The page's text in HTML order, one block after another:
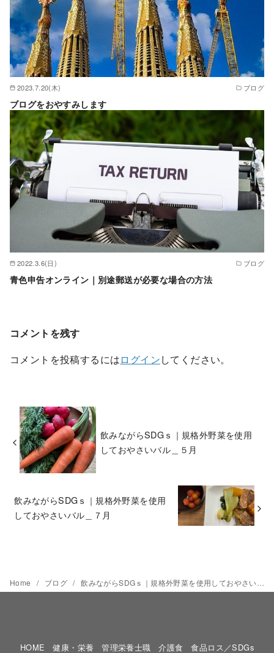
2023.7.20(木) ブログ
ブログをおやすみします
2022.3.6(日) ブログ
青色申告オンライン｜別途郵送が必要な場合の方法
コメントを残す
コメントを投稿するにはログインしてください。
飲みながらSDGｓ｜規格外野菜を使用
しておやさいバル＿５月
飲みながらSDGｓ｜規格外野菜を使用
しておやさいバル＿７月
Home ブログ 飲みながらSDGｓ｜規格外野菜を使用しておやさいバル＿６月
HOME 健康・栄養 管理栄養士職 介護食 食品ロス／SDGs